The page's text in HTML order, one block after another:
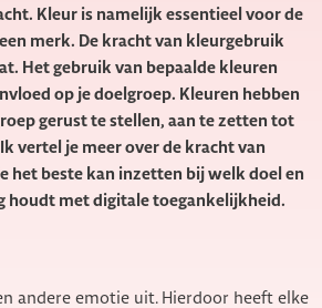
Kleur is namelijk essentieel voor de
merk. De kracht van kleurgebruik
Het gebruik van bepaalde kleuren
op je doelgroep. Kleuren hebben
gerust te stellen, aan te zetten tot
vertel je meer over de kracht van
het beste kan inzetten bij welk doel en
houdt met digitale toegankelijkheid.
andere emotie uit. Hierdoor heeft elke